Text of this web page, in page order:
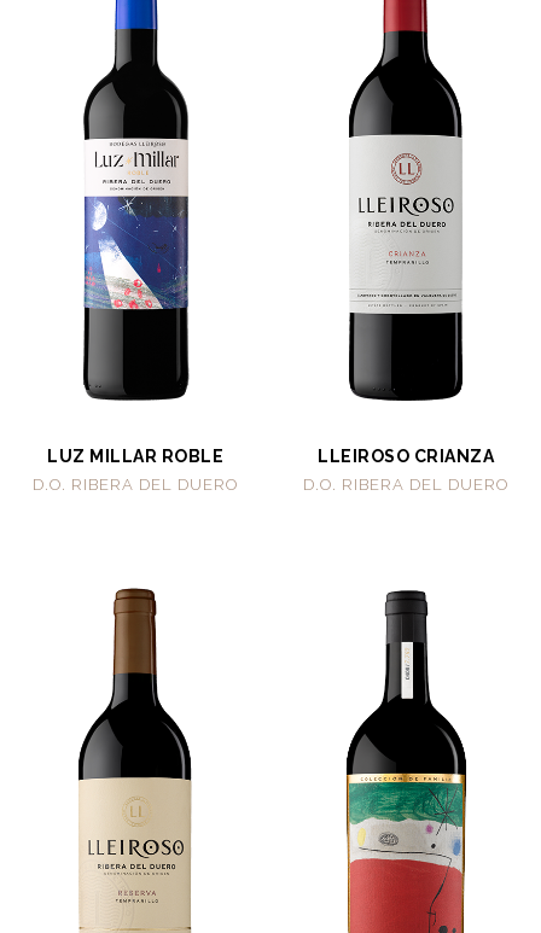
LUZ MILLAR ROBLE
D.O. RIBERA DEL DUERO
LLEIROSO CRIANZA
D.O. RIBERA DEL DUERO